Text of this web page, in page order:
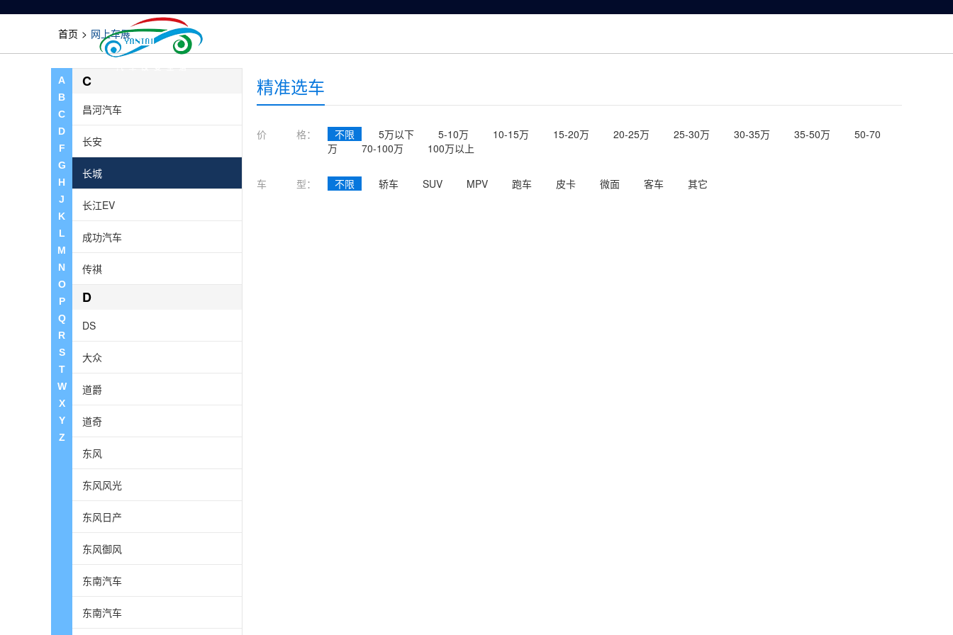
首页 > 网上车展
A
B
C
D
F
G
H
J
K
L
M
N
O
P
Q
R
S
T
W
X
Y
Z
现代
C
昌河汽车
长安
长城
长江EV
成功汽车
传祺
D
DS
大众
道爵
道奇
东风
东风风光
东风日产
东风御风
东南汽车
东南汽车
精准选车
价 格： 不限 5万以下 5-10万 10-15万 15-20万 20-25万 25-30万 30-35万 35-50万
50-70
万
70-100万 100万以上
车 型： 不限 轿车 SUV MPV 跑车 皮卡 微面 客车 其它